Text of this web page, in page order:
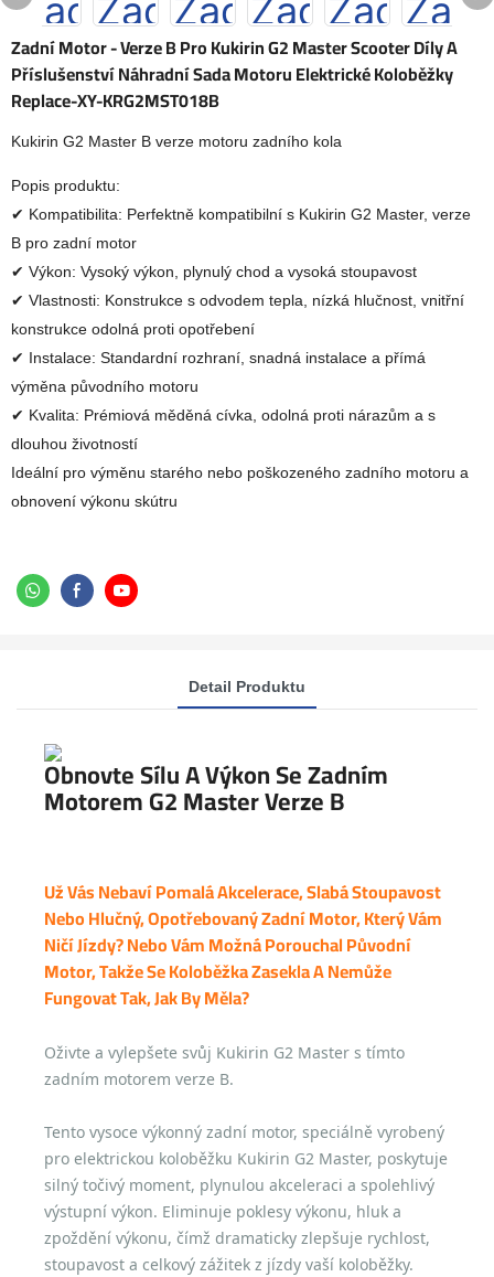
Zadní Motor - Verze B Pro Kukirin G2 Master Scooter Díly A
Příslušenství Náhradní Sada Motoru Elektrické Koloběžky
Replace-XY-KRG2MST018B
Kukirin G2 Master B verze motoru zadního kola
Popis produktu:
✔ Kompatibilita: Perfektně kompatibilní s Kukirin G2 Master, verze
B pro zadní motor
✔ Výkon: Vysoký výkon, plynulý chod a vysoká stoupavost
✔ Vlastnosti: Konstrukce s odvodem tepla, nízká hlučnost, vnitřní
konstrukce odolná proti opotřebení
✔ Instalace: Standardní rozhraní, snadná instalace a přímá
výměna původního motoru
✔ Kvalita: Prémiová měděná cívka, odolná proti nárazům a s
dlouhou životností
Ideální pro výměnu starého nebo poškozeného zadního motoru a
obnovení výkonu skútru
Detail Produktu
Obnovte Sílu A Výkon Se Zadním
Motorem G2 Master Verze B
Už Vás Nebaví Pomalá Akcelerace, Slabá Stoupavost
Nebo Hlučný, Opotřebovaný Zadní Motor, Který Vám
Ničí Jízdy? Nebo Vám Možná Porouchal Původní
Motor, Takže Se Koloběžka Zasekla A Nemůže
Fungovat Tak, Jak By Měla?
Oživte a vylepšete svůj Kukirin G2 Master s tímto
zadním motorem verze B.
Tento vysoce výkonný zadní motor, speciálně vyrobený
pro elektrickou koloběžku Kukirin G2 Master, poskytuje
silný točivý moment, plynulou akceleraci a spolehlivý
výstupní výkon. Eliminuje poklesy výkonu, hluk a
zpoždění výkonu, čímž dramaticky zlepšuje rychlost,
stoupavost a celkový zážitek z jízdy vaší koloběžky.